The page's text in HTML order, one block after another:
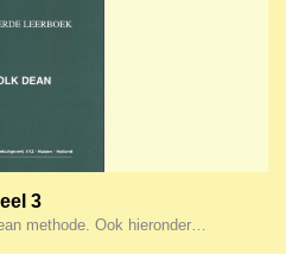
3
methode. Ook hieronder…